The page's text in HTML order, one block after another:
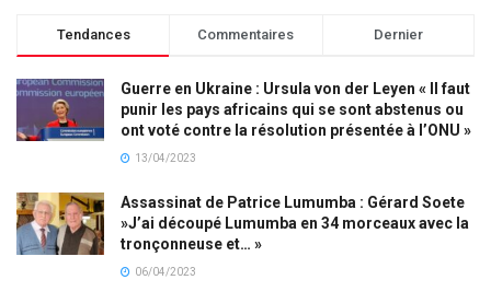
Tendances Commentaires Dernier
Guerre en Ukraine : Ursula von der Leyen « Il faut
punir les pays africains qui se sont abstenus ou
ont voté contre la résolution présentée à l’ONU »
13/04/2023
Assassinat de Patrice Lumumba : Gérard Soete
»J’ai découpé Lumumba en 34 morceaux avec la
tronçonneuse et… »
06/04/2023